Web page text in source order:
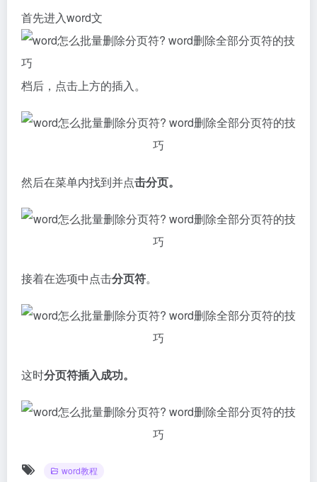
首先进入word文
档后，点击上方的插入。
然后在菜单内找到并点击分页。
接着在选项中点击分页符。
这时分页符插入成功。
word教程